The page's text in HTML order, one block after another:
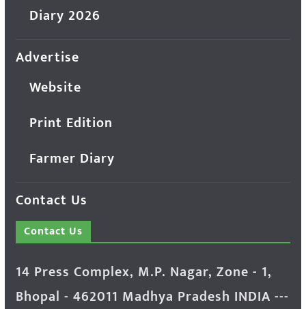
Diary 2026
Advertise
Website
Print Edition
Farmer Diary
Contact Us
Contact Us
14 Press Complex, M.P. Nagar, Zone - 1,
Bhopal - 462011 Madhya Pradesh INDIA ---